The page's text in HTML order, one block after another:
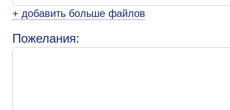
+ добавить больше файлов
Пожелания: